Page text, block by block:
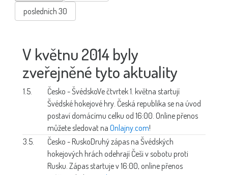
posledních 30
V květnu 2014 byly
zveřejněné tyto aktuality
1.5. Česko - ŠvédskoVe čtvrtek 1. května startují
Švédské hokejové hry. Česká republika se na úvod
postaví domácímu celku od 16:00. Online přenos
můžete sledovat na Onlajny.com!
3.5.
Česko - RuskoDruhý zápas na Švédských
hokejových hrách odehrají Češi v sobotu proti
Rusku. Zápas startuje v 16:00, online přenos